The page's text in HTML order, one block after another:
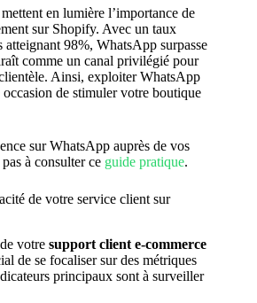
mettent en lumière l’importance de
sur Shopify. Avec un taux
atteignant 98%, WhatsApp surpasse
comme un canal privilégié pour
Ainsi, exploiter WhatsApp
occasion de stimuler votre boutique
sur WhatsApp auprès de vos
à consulter ce guide pratique.
de votre service client sur
votre support client e-commerce
de se focaliser sur des métriques
principaux sont à surveiller